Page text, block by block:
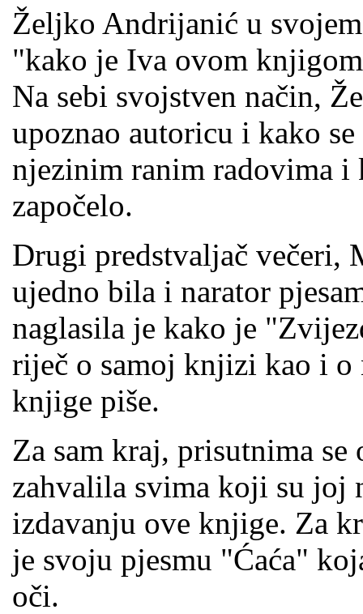
Željko Andrijanić u
"kako je Iva ovom
Na sebi svojstven način,
upoznao autoricu i kako
njezinim ranim radovima
započelo.
Drugi predstvaljač večeri,
ujedno bila i narator
naglasila je kako je
riječ o samoj knjizi kao i o
knjige piše.
Za sam kraj, prisutnima se
zahvalila svima koji su
izdavanju ove knjige. Za
je svoju pjesmu "Ćaća"
oči.